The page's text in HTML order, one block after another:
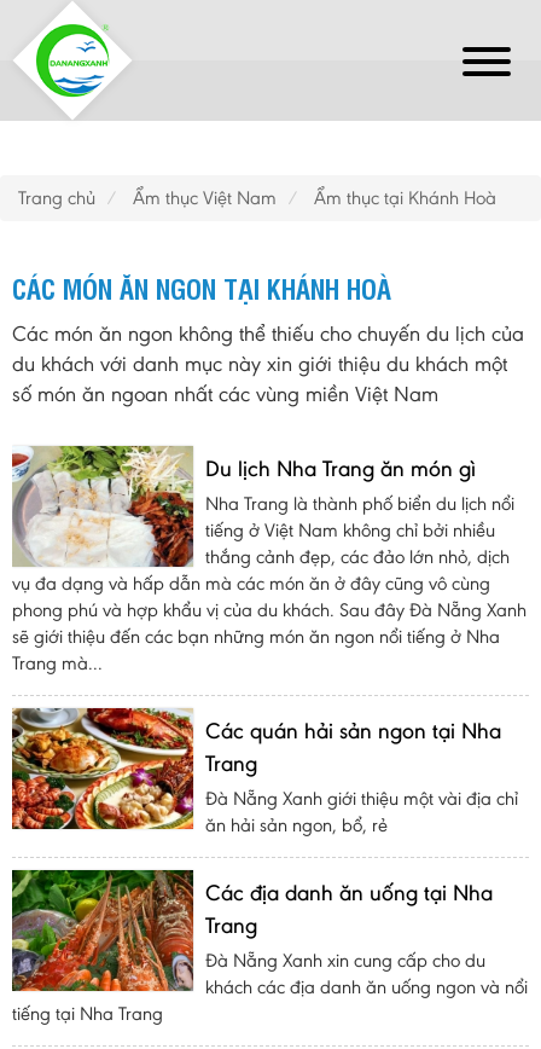
Trang chủ Ẩm thục Việt Nam Ẩm thục tại Khánh Hoà
CÁC MÓN ĂN NGON TẠI KHÁNH HOÀ
Các món ăn ngon không thể thiếu cho chuyến du lịch của
du khách với danh mục này xin giới thiệu du khách một
số món ăn ngoan nhất các vùng miền Việt Nam
Du lịch Nha Trang ăn món gì
Nha Trang là thành phố biển du lịch nổi
tiếng ở Việt Nam không chỉ bởi nhiều
thắng cảnh đẹp, các đảo lớn nhỏ, dịch
vụ đa dạng và hấp dẫn mà các món ăn ở đây cũng vô cùng
phong phú và hợp khẩu vị của du khách. Sau đây Đà Nẵng Xanh
sẽ giới thiệu đến các bạn những món ăn ngon nổi tiếng ở Nha
Trang mà...
Các quán hải sản ngon tại Nha
Trang
Đà Nẵng Xanh giới thiệu một vài địa chỉ
ăn hải sản ngon, bổ, rẻ
Các địa danh ăn uống tại Nha
Trang
Đà Nẵng Xanh xin cung cấp cho du
khách các địa danh ăn uống ngon và nổi
tiếng tại Nha Trang